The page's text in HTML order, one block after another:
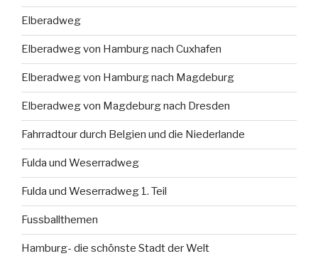
Elberadweg
Elberadweg von Hamburg nach Cuxhafen
Elberadweg von Hamburg nach Magdeburg
Elberadweg von Magdeburg nach Dresden
Fahrradtour durch Belgien und die Niederlande
Fulda und Weserradweg
Fulda und Weserradweg 1. Teil
Fussballthemen
Hamburg- die schönste Stadt der Welt